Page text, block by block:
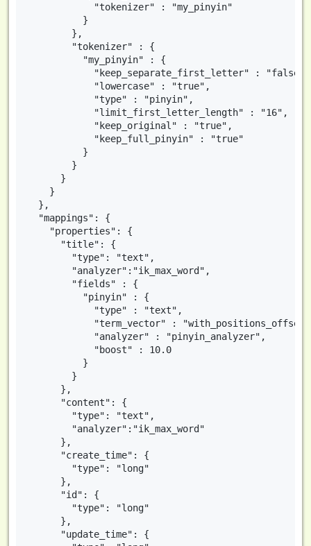
            "tokenizer" : "my_pinyin"
          }
        },
        "tokenizer" : {
          "my_pinyin" : {
            "keep_separate_first_letter" : "false",
            "lowercase" : "true",
            "type" : "pinyin",
            "limit_first_letter_length" : "16",
            "keep_original" : "true",
            "keep_full_pinyin" : "true"
          }
        }
      }
    }
  },
  "mappings": {
    "properties": {
      "title": {
        "type": "text",
        "analyzer":"ik_max_word",
        "fields" : {
          "pinyin" : {
            "type" : "text",
"term_vector" :
            "analyzer" : "pinyin_analyzer",
            "boost" : 10.0
          }
        }
      },
      "content": {
        "type": "text",
        "analyzer":"ik_max_word"
      },
      "create_time": {
        "type": "long"
      },
      "id": {
        "type": "long"
      },
      "update_time": {